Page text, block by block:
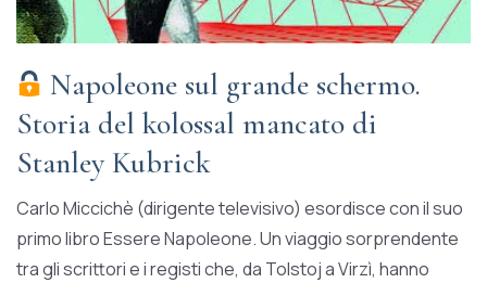
Napoleone sul grande schermo.
Storia del kolossal mancato di
Stanley Kubrick
Carlo Miccichè (dirigente televisivo) esordisce con il suo
primo libro Essere Napoleone. Un viaggio sorprendente
tra gli scrittori e i registi che, da Tolstoj a Virzì, hanno